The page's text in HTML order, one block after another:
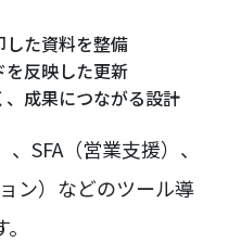
た資料を整備
反映した更新
成果につながる設計
SFA（営業支援）、
ン）などのツール導